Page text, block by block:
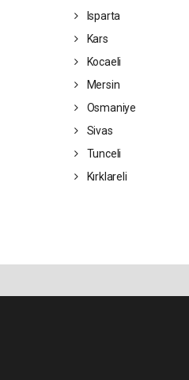
Isparta
Kars
Kocaeli
Mersin
Osmaniye
Sivas
Tunceli
Kırklareli